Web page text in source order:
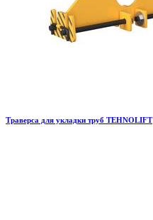
Траверса для укладки труб TEHNOLIFT